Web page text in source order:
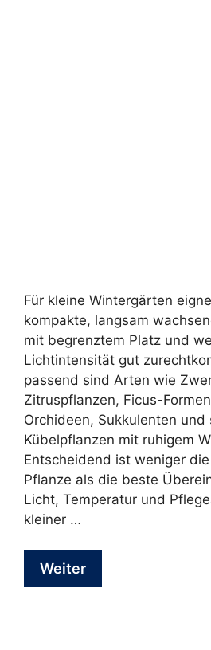
Für kleine Wintergärten
kompakte, langsam
mit begrenztem Platz und
Lichtintensität gut
passend sind Arten wie
Zitruspflanzen, Ficus-
Orchideen, Sukkulenten und
Kübelpflanzen mit ruhigem
Entscheidend ist weniger
Pflanze als die beste
Licht, Temperatur und
kleiner …
Weiter